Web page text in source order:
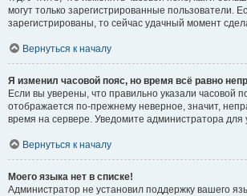
могут только зарегистрированные пользователи.
зарегистрированы, то сейчас удачный момент
Вернуться к началу
Я изменил часовой пояс, но время всё равно
Если вы уверены, что правильно указали часовой
отображается по-прежнему неверное, значит,
время на сервере. Уведомите администратора
Вернуться к началу
Моего языка нет в списке!
Администратор не установил поддержку вашего